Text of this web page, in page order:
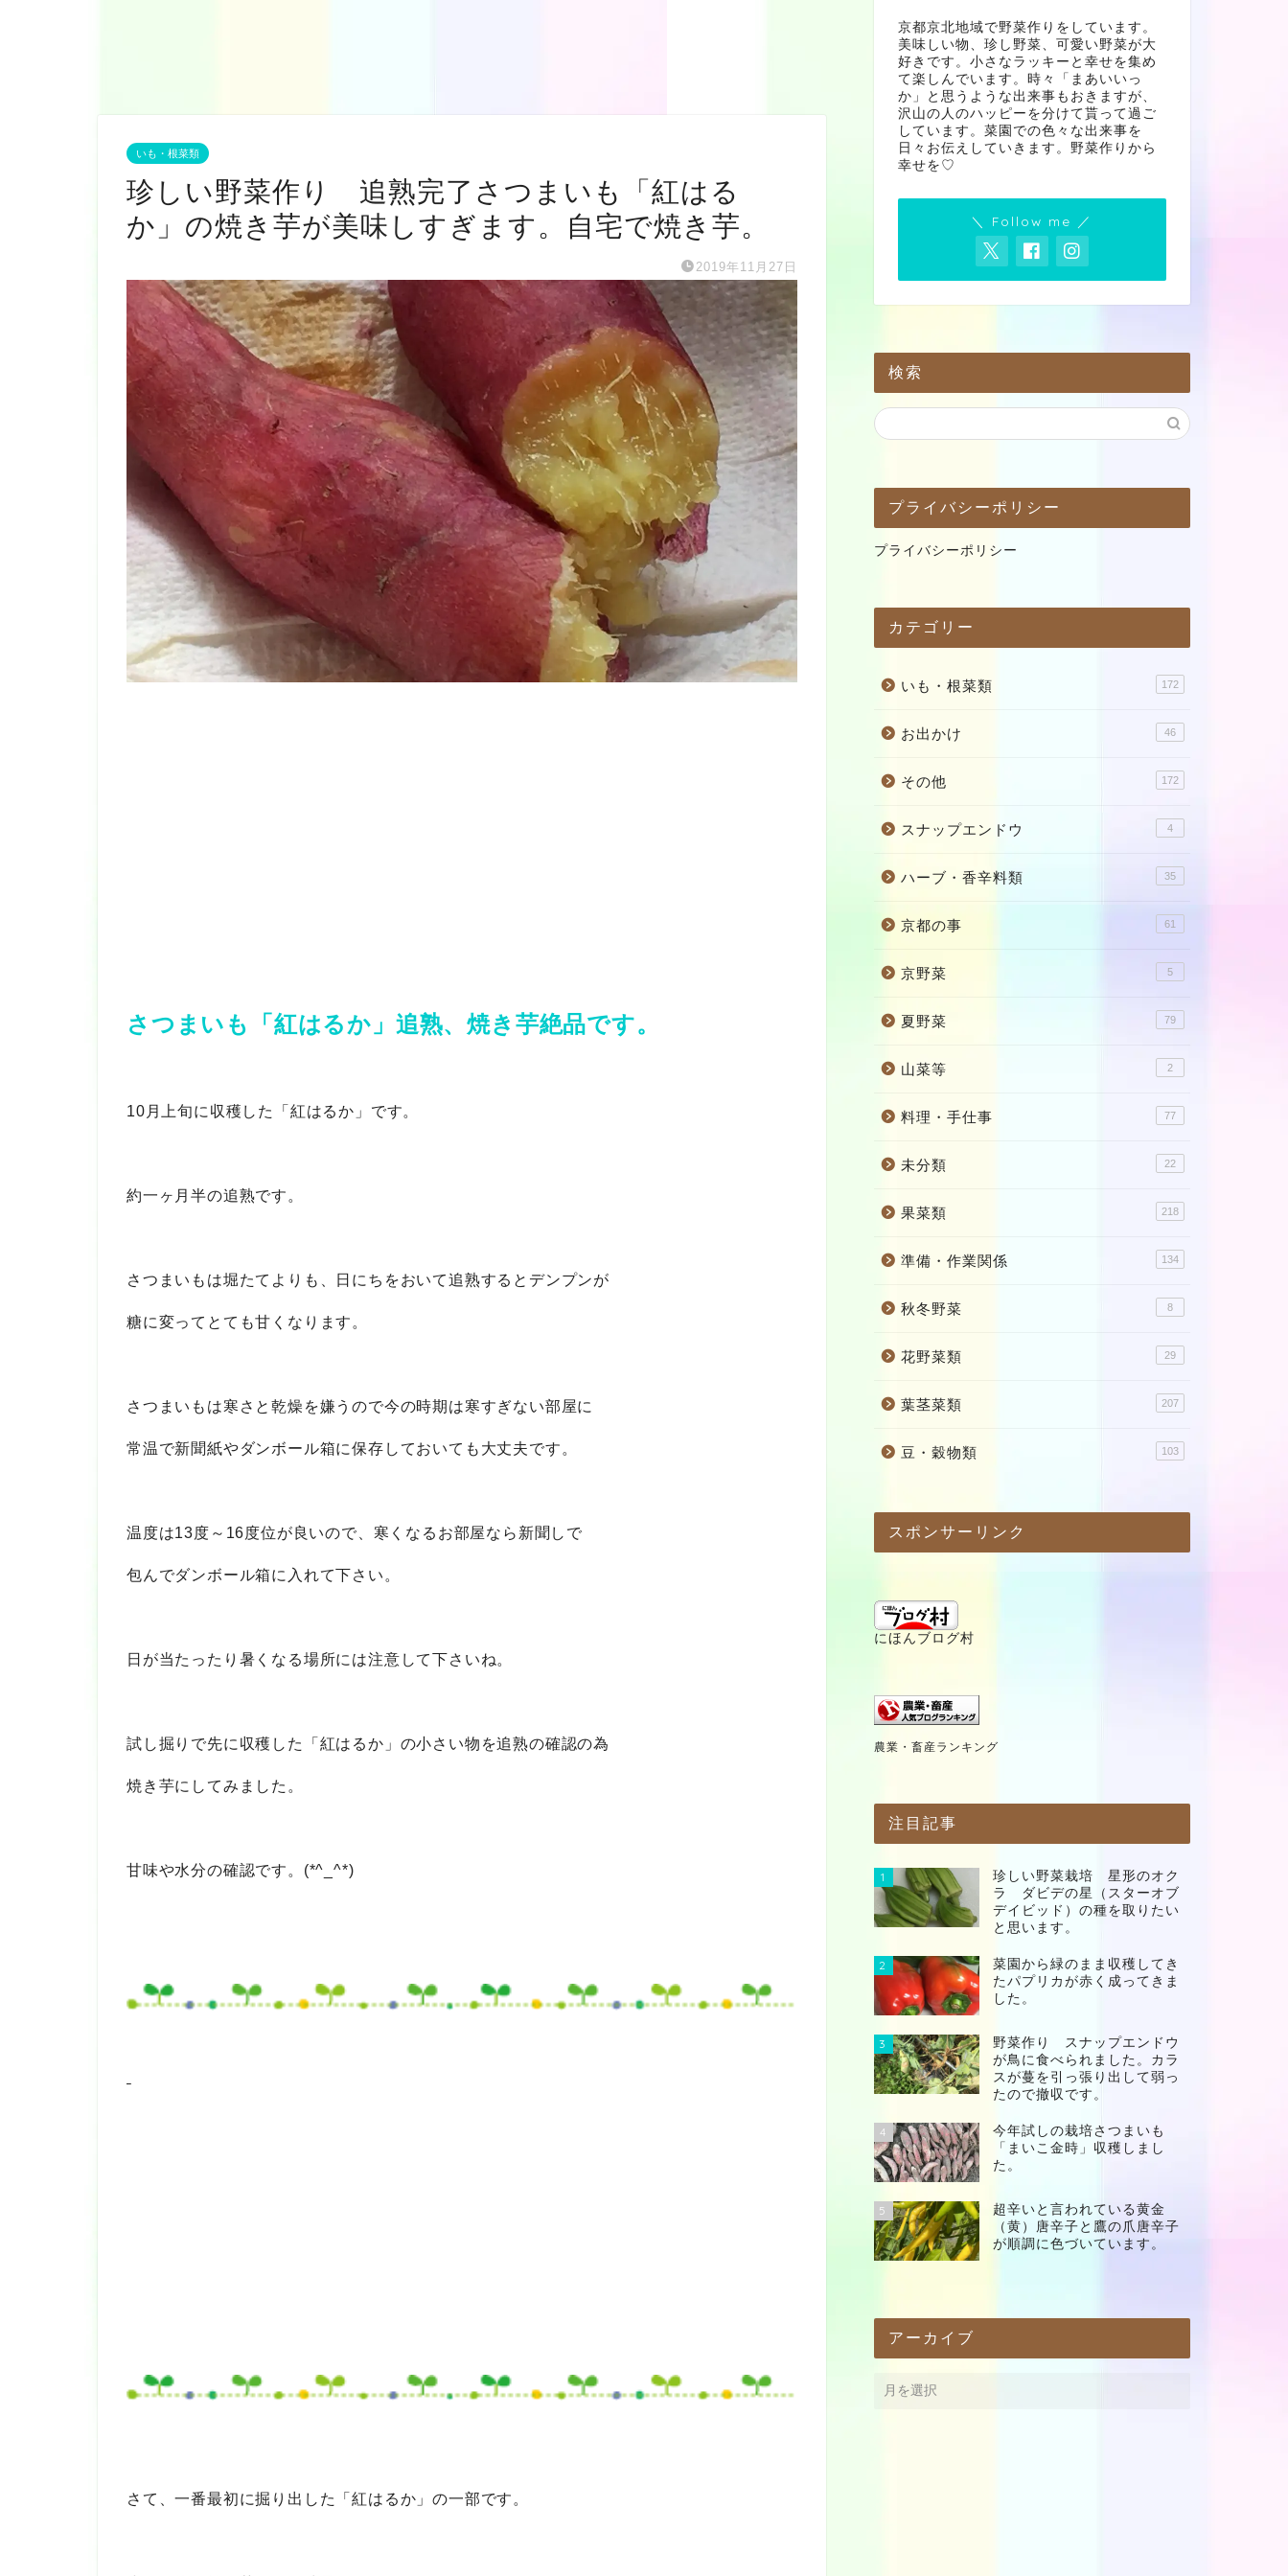
いも・根菜類
珍しい野菜作り 追熟完了さつまいも「紅はる
か」の焼き芋が美味しすぎます。自宅で焼き芋。
2019年11月27日
さつまいも「紅はるか」追熟、焼き芋絶品です。
10月上旬に収穫した「紅はるか」です。
約一ヶ月半の追熟です。
さつまいもは堀たてよりも、日にちをおいて追熟するとデンプンが
糖に変ってとても甘くなります。
さつまいもは寒さと乾燥を嫌うので今の時期は寒すぎない部屋に
常温で新聞紙やダンボール箱に保存しておいても大丈夫です。
温度は13度～16度位が良いので、寒くなるお部屋なら新聞しで
包んでダンボール箱に入れて下さい。
日が当たったり暑くなる場所には注意して下さいね。
試し掘りで先に収穫した「紅はるか」の小さい物を追熟の確認の為
焼き芋にしてみました。
甘味や水分の確認です。(*^_^*)
さて、一番最初に掘り出した「紅はるか」の一部です。
京都京北地域で野菜作りをしています。
美味しい物、珍し野菜、可愛い野菜が大
好きです。小さなラッキーと幸せを集め
て楽しんでいます。時々「まあいいっ
か」と思うような出来事もおきますが、
沢山の人のハッピーを分けて貰って過ご
しています。菜園での色々な出来事を
日々お伝えしていきます。野菜作りから
幸せを♡
＼ Follow me ／
検索
プライバシーポリシー
プライバシーポリシー
カテゴリー
いも・根菜類 172
お出かけ 46
その他 172
スナップエンドウ 4
ハーブ・香辛料類 35
京都の事 61
京野菜 5
夏野菜 79
山菜等 2
料理・手仕事 77
未分類 22
果菜類 218
準備・作業関係 134
秋冬野菜 8
花野菜類 29
葉茎菜類 207
豆・穀物類 103
スポンサーリンク
にほんブログ村
農業・畜産ランキング
注目記事
1
珍しい野菜栽培 星形のオク
ラ ダビデの星（スターオブ
デイビッド）の種を取りたい
と思います。
2
菜園から緑のまま収穫してき
たパプリカが赤く成ってきま
した。
3
野菜作り スナップエンドウ
が鳥に食べられました。カラ
スが蔓を引っ張り出して弱っ
たので撤収です。
4
今年試しの栽培さつまいも
「まいこ金時」収穫しまし
た。
5
超辛いと言われている黄金
（黄）唐辛子と鷹の爪唐辛子
が順調に色づいています。
アーカイブ